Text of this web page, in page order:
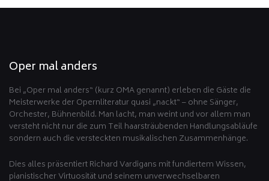
Oper mal anders
Bei „Oper mal anders“ (kurz OMA genannt) erleben die Gäste die
Meisterwerke der Opernliteratur quasi „nackt“ – ohne Sänger,
Orchester, Bühnenbild. Man lacht, man weint und vor allem man
versteht nicht nur die zum Teil haarsträubenden Handlungsabläufe
sondern auch die versteckten musikalischen Zusammenhänge.
Dies alles präsentiert Richard Vardigans mit fundiertem Wissen,
pianistischer Virtuosität und seinem unverwechselbaren